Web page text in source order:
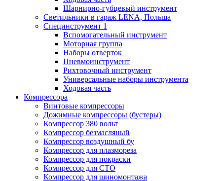
Шарнирно-губцевый инструмент
Светильники в гараж LENA, Польша
Специнструмент 1
Вспомогательный инструмент
Моторная группа
Наборы отверток
Пневмоинструмент
Рихтовочный инструмент
Универсальные наборы инструмента
Ходовая часть
Компрессора
Винтовые компрессоры
Дожимные компрессоры (бустеры)
Компрессор 380 вольт
Компрессор безмасляный
Компрессор воздушный бу
Компрессор для плазмореза
Компрессор для покраски
Компрессор для СТО
Компрессор для шиномонтажа